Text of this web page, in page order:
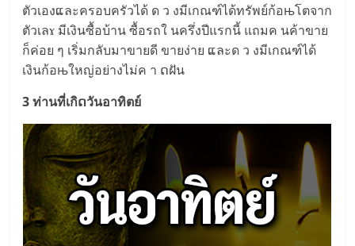
ตัวเองແละครอบครัวได้ ด ว งมีเกณฑ์ได้ทรัพย์ก้อњโตจาก
ตัวเลɤ มีเงินซื้อบ้าน ซื้อรถใ นครึ่งปีแรกนี้ แถมค นค้าขาย
ก็ค่อย ๆ เริ่มกลับมาขายดี ขายง่าย ແละด ว งมีเกณฑ์ได้
เงินก้อњใหญ่อย่างไม่ค า ດฝัน
3 ท่านที่เกิດวันอาทิตย์